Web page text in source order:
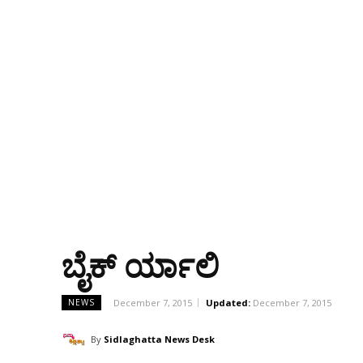
ಬೈಕ್ ರ್ಯಾಲಿ
NEWS December 7, 2015 Updated: December 7, 2015
By Sidlaghatta News Desk